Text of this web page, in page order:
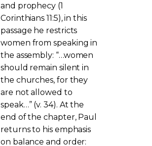
and prophecy (1
Corinthians 11:5), in this
passage he restricts
women from speaking in
the assembly: “…women
should remain silent in
the churches, for they
are not allowed to
speak…” (v. 34). At the
end of the chapter, Paul
returns to his emphasis
on balance and order: